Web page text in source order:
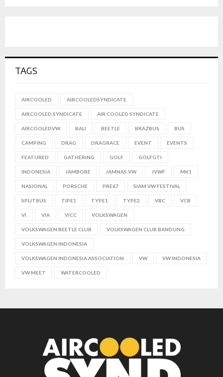
TAGS
AIRCOOLED AIRCOOLEDSYNDICATE
AIRCOOLED SYNDICATE AIR COOLED SYNDICATE
AIRCOOLEDVW BALI BEETLE BRAZBUS BUS
CAMPING DRAG DRAGRACE EVENT EVENTS
FEATURED GATHERING GOLF GOLFGTI
INDONESIA JAMBORE JAMNAS VW JVWF MK1
NASIONAL PORSCHE PRE67 SIAM VW FESTIVAL
SPLITBUS TIPE1 TYPE1 TYPE2 VBC VCB
VI VIA VICC VOLKSWAGEN
VOLKSWAGEN BEETLE CLUB VOLKSWAGEN CLUB BANDUNG
VOLKSWAGEN INDONESIA
VOLKSWAGEN INDONESIA ASSOCIATION VW VW INDONESIA
VW MEET WATERCOOLED